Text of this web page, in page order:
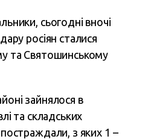
сьогодні вночі
росіян сталися
та Святошинському
зайнялося в
та складських
з яких 1 –